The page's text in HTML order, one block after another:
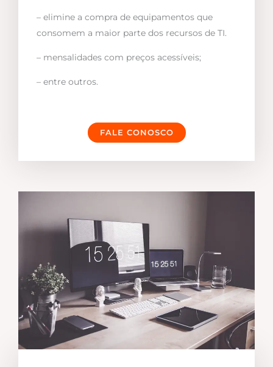
– elimine a compra de equipamentos que
consomem a maior parte dos recursos de TI.
– mensalidades com preços acessíveis;
– entre outros.
FALE CONOSCO